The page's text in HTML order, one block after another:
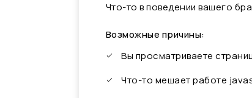
Что-то в поведении вашего
Возможные причины:
Вы просматриваете
Что-то мешает работе